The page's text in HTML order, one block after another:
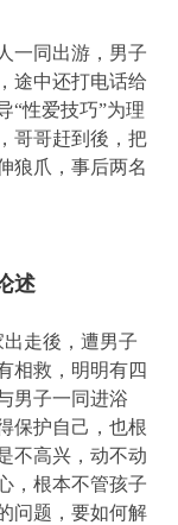
一同出游，男子
途中还打电话给
“性爱技巧”为理
哥哥赶到後，把
狼爪，事后两名
述
走後，遭男子
相救，明明有四
男子一同进浴
保护自己，也根
不高兴，动不动
，根本不管孩子
问题，要如何解